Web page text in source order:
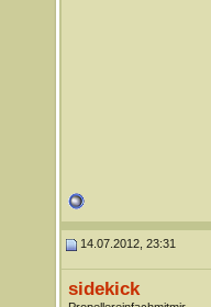
14.07.2012, 23:31
sidekick